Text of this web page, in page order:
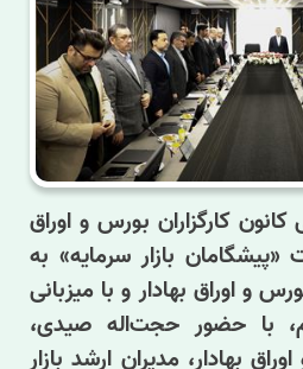
کارگزاران بورس و اوراق
بازار سرمایه» به
و اوراق بهادار و با میزبانی
با حضور حجت‌اله صیدی،
بهادار، مدیران ارشد بازار